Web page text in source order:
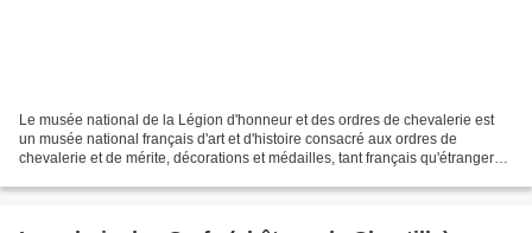
Le musée national de la Légion d'honneur et des ordres de chevalerie est
un musée national français d'art et d'histoire consacré aux ordres de
chevalerie et de mérite, décorations et médailles, tant français qu'étrangers.